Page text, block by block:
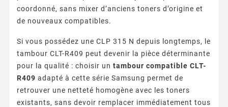
coordonné, sans mixer d’anciens toners d’origine et
de nouveaux compatibles.
Si vous possédez une CLP 315 N depuis longtemps, le
tambour CLT-R409 peut devenir la pièce déterminante
pour la qualité : choisir un tambour compatible CLT-
R409 adapté à cette série Samsung permet de
retrouver une netteté homogène avec les toners
existants, sans devoir remplacer immédiatement tous